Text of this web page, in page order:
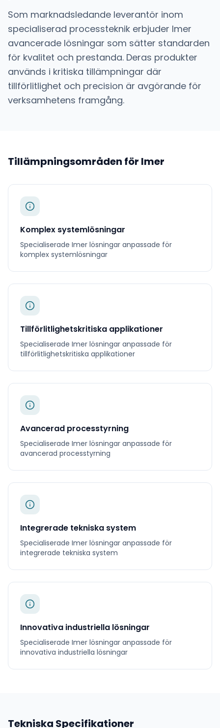
Som marknadsledande leverantör inom
specialiserad processteknik erbjuder Imer
avancerade lösningar som sätter standarden
för kvalitet och prestanda. Deras produkter
används i kritiska tillämpningar där
tillförlitlighet och precision är avgörande för
verksamhetens framgång.
Tillämpningsområden för Imer
Komplex systemlösningar
Specialiserade Imer lösningar anpassade för
komplex systemlösningar
Tillförlitlighetskritiska applikationer
Specialiserade Imer lösningar anpassade för
tillförlitlighetskritiska applikationer
Avancerad processtyrning
Specialiserade Imer lösningar anpassade för
avancerad processtyrning
Integrerade tekniska system
Specialiserade Imer lösningar anpassade för
integrerade tekniska system
Innovativa industriella lösningar
Specialiserade Imer lösningar anpassade för
innovativa industriella lösningar
Tekniska Specifikationer